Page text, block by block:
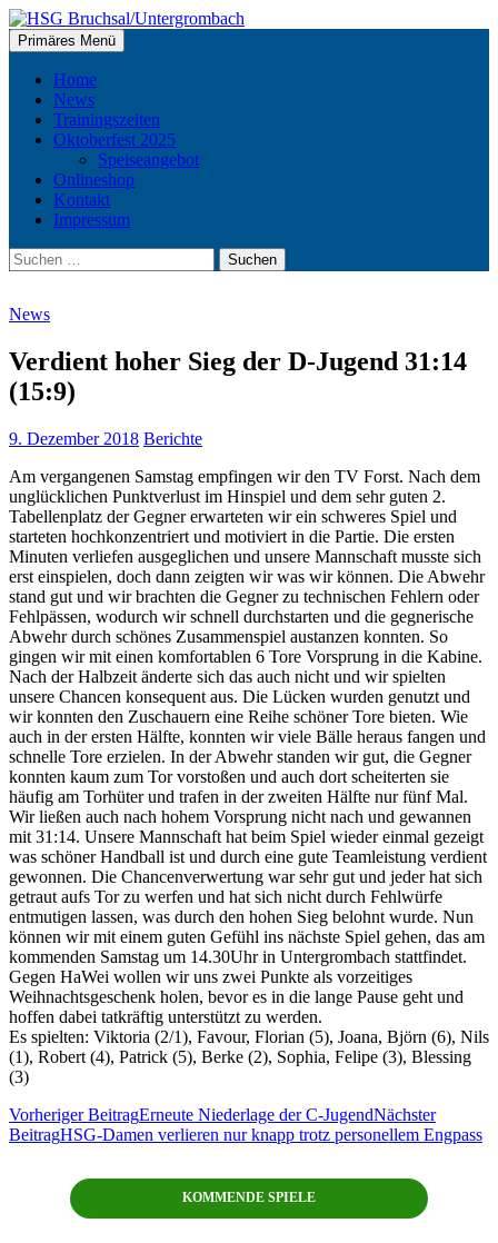
Zum
Inhalt
springen
HSG Bruchsal/Untergrombach
Suchen
Primäres Menü
Home
News
Trainingszeiten
Oktoberfest 2025
Speiseangebot
Onlineshop
Kontakt
Impressum
Suchen
nach:
News
Verdient hoher Sieg der D-Jugend 31:14
(15:9)
9. Dezember 2018 Berichte
Am vergangenen Samstag empfingen wir den TV Forst. Nach dem
unglücklichen Punktverlust im Hinspiel und dem sehr guten 2.
Tabellenplatz der Gegner erwarteten wir ein schweres Spiel und
starteten hochkonzentriert und motiviert in die Partie. Die ersten
Minuten verliefen ausgeglichen und unsere Mannschaft musste sich
erst einspielen, doch dann zeigten wir was wir können. Die Abwehr
stand gut und wir brachten die Gegner zu technischen Fehlern oder
Fehlpässen, wodurch wir schnell durchstarten und die gegnerische
Abwehr durch schönes Zusammenspiel austanzen konnten. So
gingen wir mit einen komfortablen 6 Tore Vorsprung in die Kabine.
Nach der Halbzeit änderte sich das auch nicht und wir spielten
unsere Chancen konsequent aus. Die Lücken wurden genutzt und
wir konnten den Zuschauern eine Reihe schöner Tore bieten. Wie
auch in der ersten Hälfte, konnten wir viele Bälle heraus fangen und
schnelle Tore erzielen. In der Abwehr standen wir gut, die Gegner
konnten kaum zum Tor vorstoßen und auch dort scheiterten sie
häufig am Torhüter und trafen in der zweiten Hälfte nur fünf Mal.
Wir ließen auch nach hohem Vorsprung nicht nach und gewannen
mit 31:14. Unsere Mannschaft hat beim Spiel wieder einmal gezeigt
was schöner Handball ist und durch eine gute Teamleistung verdient
gewonnen. Die Chancenverwertung war sehr gut und jeder hat sich
getraut aufs Tor zu werfen und hat sich nicht durch Fehlwürfe
entmutigen lassen, was durch den hohen Sieg belohnt wurde. Nun
können wir mit einem guten Gefühl ins nächste Spiel gehen, das am
kommenden Samstag um 14.30Uhr in Untergrombach stattfindet.
Gegen HaWei wollen wir uns zwei Punkte als vorzeitiges
Weihnachtsgeschenk holen, bevor es in die lange Pause geht und
hoffen dabei tatkräftig unterstützt zu werden.
Es spielten: Viktoria (2/1), Favour, Florian (5), Joana, Björn (6), Nils
(1), Robert (4), Patrick (5), Berke (2), Sophia, Felipe (3), Blessing
(3)
Beitragsnavigation
Vorheriger BeitragErneute Niederlage der C-JugendNächster
BeitragHSG-Damen verlieren nur knapp trotz personellem Engpass
KOMMENDE SPIELE